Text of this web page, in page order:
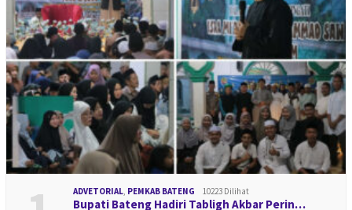
ADVETORIAL, PEMKAB BATENG 10223 Dilihat
Bupati Bateng Hadiri Tabligh Akbar Perin…